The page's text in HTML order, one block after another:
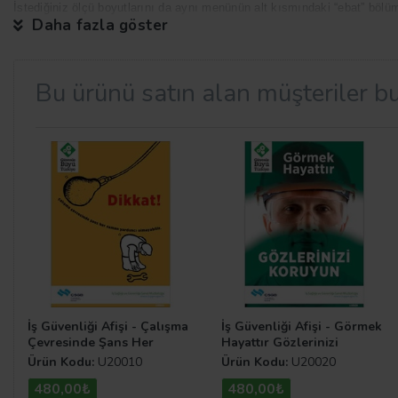
İş güvenliği afişleri nereden alınır
Aradığınız en ucuz iş sağlığı ve güvenliği afişleri hemen
kuruluşudur. Sitemizden alacağınız her üründe direkt üreticeden
ihtiyaca göre üretilmektedir. Farklı model iş sağlığı afiş örneklerini
Daha fazla göster
Bu ürünü satın alan müşteriler
İş Güvenliği Afişi - Çalışma
Çevresinde Şans Her
Zaman Yardımcı
Ürün Kodu: U20010
480,00₺
İş Güvenliği Afişi - Görmek
Hayattır Gözlerinizi
Koruyun
Ürün Kodu: U20020
480,00₺